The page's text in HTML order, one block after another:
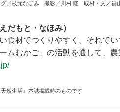
グ／枝元なほみ 撮影／川村 隆 取材・文／福山
だもと・なほみ）
食材でつくりやすく、それで
ムむかご」の活動を通して、
然生活』本誌掲載時のものです